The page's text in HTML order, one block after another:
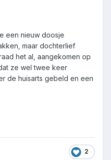
een nieuw doosje
maar dochterlief
het al, aangekomen op
ze wel twee keer
de huisarts gebeld en een
2